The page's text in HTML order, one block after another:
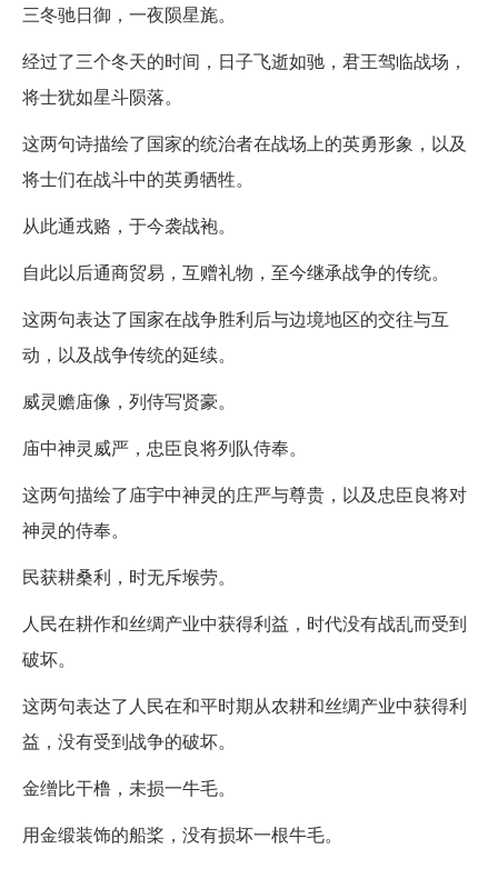
三冬驰日御，一夜陨星旄。
经过了三个冬天的时间，日子飞逝如驰，君王驾临战场，
将士犹如星斗陨落。
这两句诗描绘了国家的统治者在战场上的英勇形象，以及
将士们在战斗中的英勇牺牲。
从此通戎赂，于今袭战袍。
自此以后通商贸易，互赠礼物，至今继承战争的传统。
这两句表达了国家在战争胜利后与边境地区的交往与互
动，以及战争传统的延续。
威灵赡庙像，列侍写贤豪。
庙中神灵威严，忠臣良将列队侍奉。
这两句描绘了庙宇中神灵的庄严与尊贵，以及忠臣良将对
神灵的侍奉。
民获耕桑利，时无斥堠劳。
人民在耕作和丝绸产业中获得利益，时代没有战乱而受到
破坏。
这两句表达了人民在和平时期从农耕和丝绸产业中获得利
益，没有受到战争的破坏。
金缯比干橹，未损一牛毛。
用金缎装饰的船桨，没有损坏一根牛毛。